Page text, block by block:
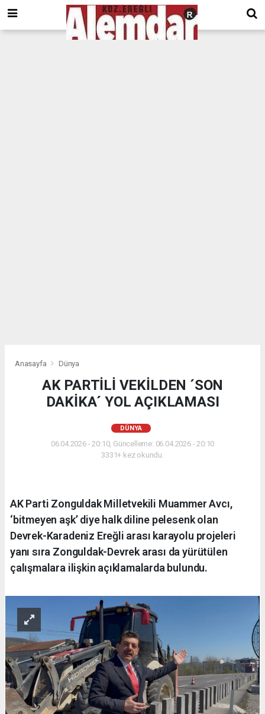
google.com, pub-8201930440372555, DIRECT, f08c47fec0942fa0
Anasayfa Dünya
AK PARTİLİ VEKİLDEN ´SON
DAKİKA´ YOL AÇIKLAMASI
DÜNYA
06.04.2026 - 20:10, Güncelleme: 06.04.2026 - 20:10
3331+ kez okundu.
AK Parti Zonguldak Milletvekili Muammer Avcı,
‘bitmeyen aşk’ diye halk diline pelesenk olan
Devrek-Karadeniz Ereğli arası karayolu projeleri
yanı sıra Zonguldak-Devrek arası da yürütülen
çalışmalara ilişkin açıklamalarda bulundu.